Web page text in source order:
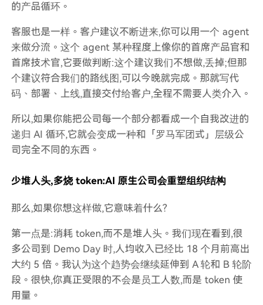
的产品循环。
客服也是一样。客户建议不断进来,你可以用一个 agent
来做分流。这个 agent 某种程度上像你的首席产品官和
首席技术官,它要做判断:这个建议我们不想做,丢掉;但那
个建议符合我们的路线图,可以今晚就完成。那就写代
码、部署、上线,直接交付给客户,全程不需要人类介入。
所以,如果你能把公司每一个部分都看成一个自我改进的
递归 AI 循环,它就会变成一种和「罗马军团式」层级公
司完全不同的东西。
少堆人头,多烧 token:AI 原生公司会重塑组织结构
那么,如果你想这样做,它意味着什么?
第一点是:消耗 token,而不是堆人头。我们现在看到,很
多公司到 Demo Day 时,人均收入已经比 18 个月前高出
大约 5 倍。我认为这个趋势会继续延伸到 A 轮和 B 轮阶
段。很快,你真正受限的不会是员工人数,而是 token 使
用量。